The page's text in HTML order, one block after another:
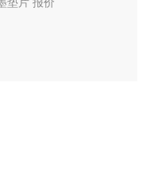
口，各种换热器、反应